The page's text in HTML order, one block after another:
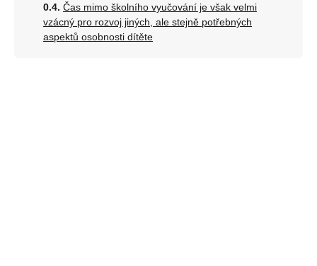
Čas mimo školního vyučování je však velmi
vzácný pro rozvoj jiných, ale stejně potřebných
aspektů osobnosti dítěte